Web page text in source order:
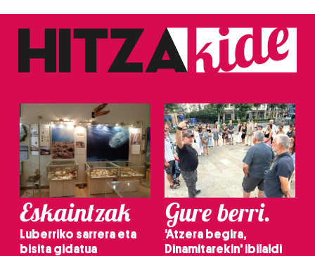
Eskaintzak
Luberriko sarrera eta
bisita gidatua
Gure berri.
'Atzera begira,
Dinamitarekin' ibilaldi